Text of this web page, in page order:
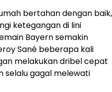
bertahan dengan baik,
ketegangan di lini
Bayern semakin
Sané beberapa kali
melakukan dribel cepat
selalu gagal melewati